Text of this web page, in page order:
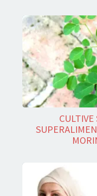
CULTIVE